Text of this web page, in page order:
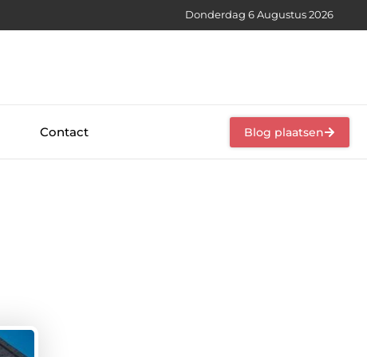
Donderdag 6 Augustus 2026
Contact Blog plaatsen